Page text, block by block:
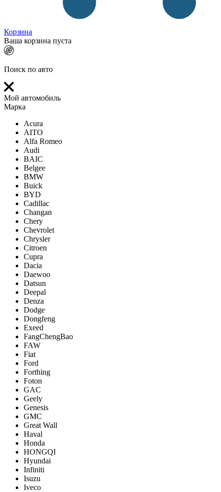
Корзина
Ваша корзина пуста
Поиск по авто
Мой автомобиль
Марка
Acura
AITO
Alfa Romeo
Audi
BAIC
Belgee
BMW
Buick
BYD
Cadillac
Changan
Chery
Chevrolet
Chrysler
Citroen
Cupra
Dacia
Daewoo
Datsun
Deepal
Denza
Dodge
Dongfeng
Exeed
FangChengBao
FAW
Fiat
Ford
Forthing
Foton
GAC
Geely
Genesis
GMC
Great Wall
Haval
Honda
HONGQI
Hyundai
Infiniti
Isuzu
Iveco